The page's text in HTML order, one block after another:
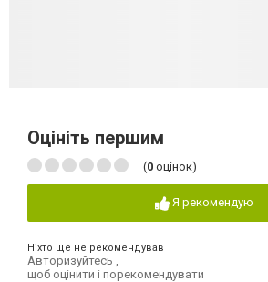
Оцініть першим
(0 оцінок)
Я рекомендую
Ніхто ще не рекомендував
Авторизуйтесь
щоб оцінити і порекомендувати